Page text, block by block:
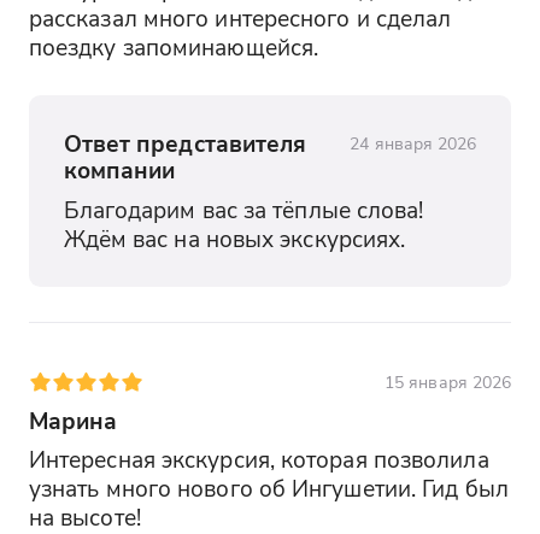
рассказал много интересного и сделал
поездку запоминающейся.
Ответ представителя
компании
24 января 2026
Благодарим вас за тёплые слова!
Ждём вас на новых экскурсиях.
15 января 2026
Марина
Интересная экскурсия, которая позволила
узнать много нового об Ингушетии. Гид был
на высоте!